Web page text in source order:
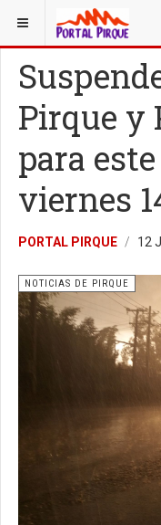
ESTÁ AQUÍ: NOTICIAS
Pirque y
para
viernes
PORTAL PIRQUE 12
NOTICIAS DE PIRQUE